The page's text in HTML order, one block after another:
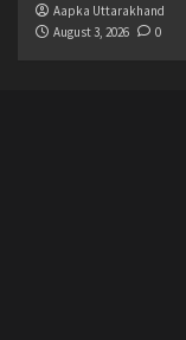
Aapka Uttarakhand
August 3, 2026
0